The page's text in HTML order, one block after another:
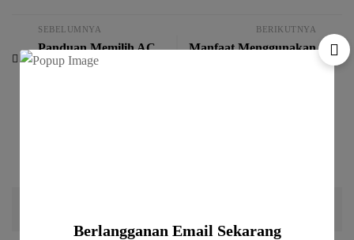
SEBELUMNYA
Panduan Memilih AC
yang Tepat untuk
BERIKUTNYA
Manfaat Menggunakan
Berlangganan Email Sekarang